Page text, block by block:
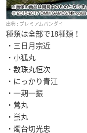
プレミアムバンダイ
種類は全部で18種類！
・三日月宗近
・小狐丸
・数珠丸恒次
・にっかり青江
・一期一振
・鶯丸
・蛍丸
・燭台切光忠